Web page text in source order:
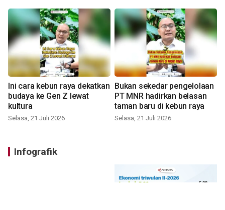
Ini cara kebun raya dekatkan
budaya ke Gen Z lewat
kultura
Selasa, 21 Juli 2026
Bukan sekedar pengelolaan
PT MNR hadirkan belasan
taman baru di kebun raya
Selasa, 21 Juli 2026
Infografik